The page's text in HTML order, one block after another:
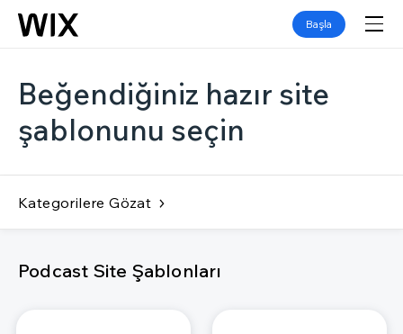
Başla
Beğendiğiniz hazır site
şablonunu seçin
Kategorilere Gözat
Podcast Site Şablonları